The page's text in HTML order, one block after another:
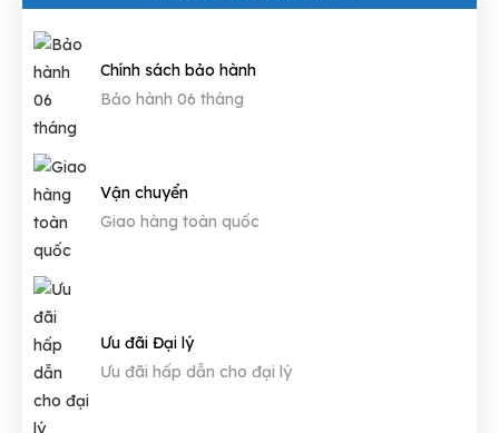
Chính sách bảo hành
Bảo hành 06 tháng
Vận chuyển
Giao hàng toàn quốc
Ưu đãi Đại lý
Ưu đãi hấp dẫn cho đại lý